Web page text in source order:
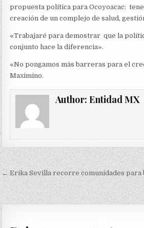
propuesta política para Ocoyoacac:
creación de un complejo de salud,
«Trabajaré para demostrar que la
conjunto hace la diferencia».
«No pongamos más barreras para el
Maximino.
Author: Entidad MX
Navegación
de
entradas
← Erika Sevilla recorre comunidades